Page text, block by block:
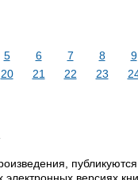
5 6 7 8 9
20 21 22 23